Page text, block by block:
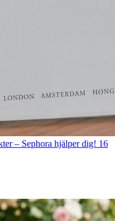
– Sephora hjälper dig! 16